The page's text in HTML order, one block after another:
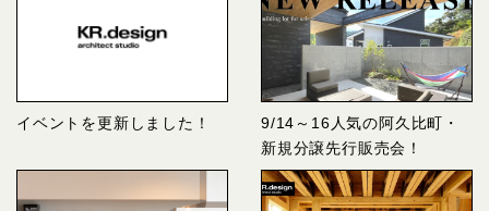
イベントを更新しました！
9/14～16人気の阿久比町・
新規分譲先行販売会！